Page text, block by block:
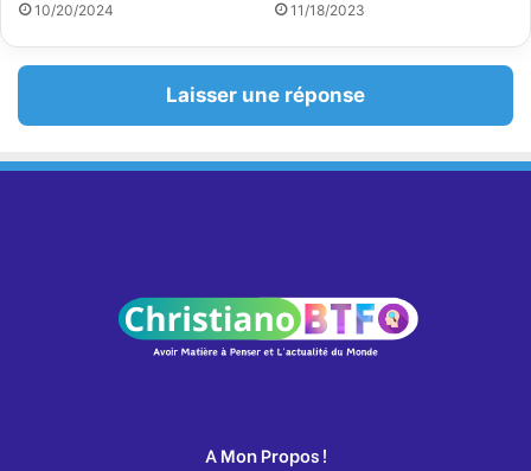
10/20/2024 11/18/2023
Laisser une réponse
A Mon Propos !